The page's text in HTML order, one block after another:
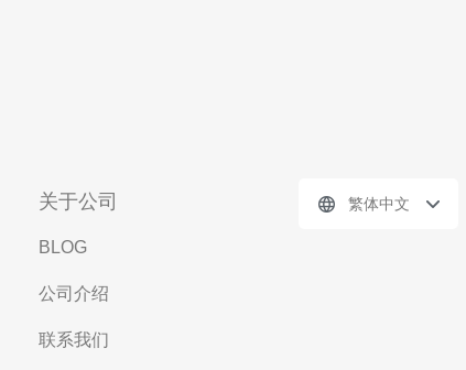
关于公司
BLOG
公司介绍
联系我们
繁体中文